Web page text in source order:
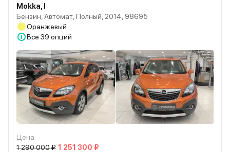
Mokka, I
Бензин, Автомат, Полный, 2014, 98695
Оранжевый
Все 39 опций
Цена
1 290 000 ₽ 1 251 300 ₽